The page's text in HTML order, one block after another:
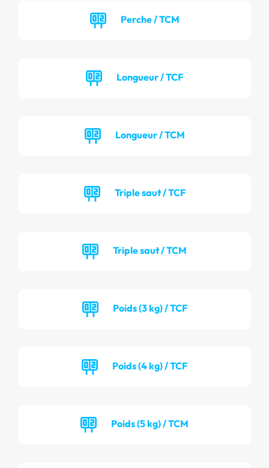
Perche / TCM
Longueur / TCF
Longueur / TCM
Triple saut / TCF
Triple saut / TCM
Poids (3 kg) / TCF
Poids (4 kg) / TCF
Poids (5 kg) / TCM